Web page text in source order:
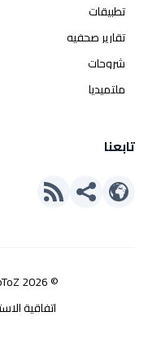
تطبيقات
تقارير صحفيه
شروحات
ملتميديا
تابعنا
© 2026 UpToZ. جميع الحقوق محفوظة.
اتفاقية